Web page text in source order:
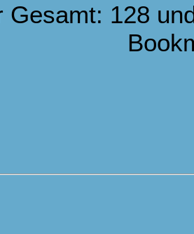
Gesamt: 128